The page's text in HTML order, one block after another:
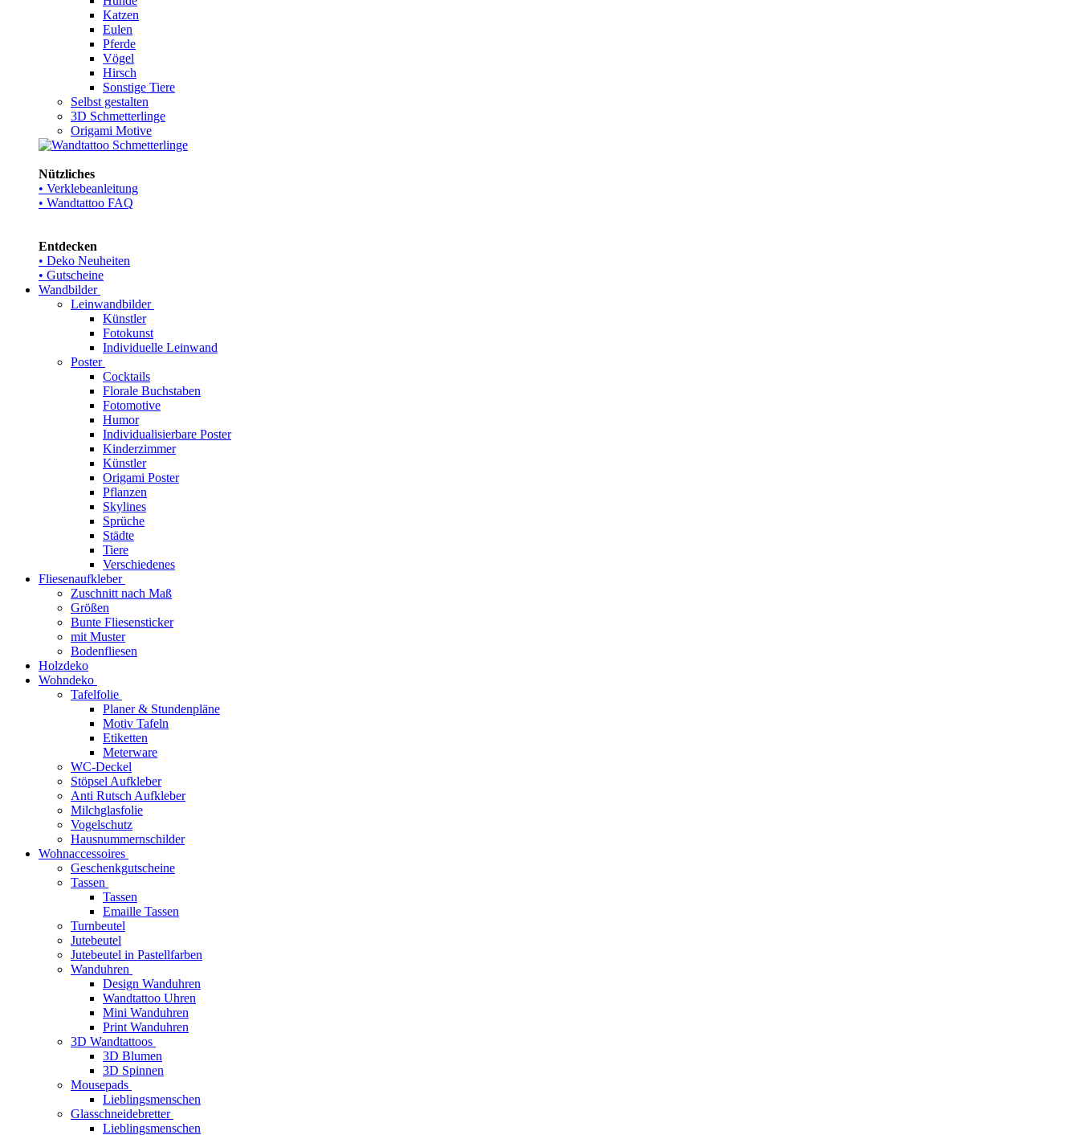
Katzen
Eulen
Pferde
Vögel
Hirsch
Sonstige Tiere
Selbst gestalten
3D Schmetterlinge
Origami Motive
Nützliches
• Verklebeanleitung
• Wandtattoo FAQ
Entdecken
• Deko Neuheiten
• Gutscheine
Wandbilder
Leinwandbilder
Künstler
Fotokunst
Individuelle Leinwand
Poster
Cocktails
Florale Buchstaben
Fotomotive
Humor
Individualisierbare Poster
Kinderzimmer
Künstler
Origami Poster
Pflanzen
Skylines
Sprüche
Städte
Tiere
Verschiedenes
Fliesenaufkleber
Zuschnitt nach Maß
Größen
Bunte Fliesensticker
mit Muster
Bodenfliesen
Holzdeko
Wohndeko
Tafelfolie
Planer & Stundenpläne
Motiv Tafeln
Etiketten
Meterware
WC-Deckel
Stöpsel Aufkleber
Anti Rutsch Aufkleber
Milchglasfolie
Vogelschutz
Hausnummernschilder
Wohnaccessoires
Geschenkgutscheine
Tassen
Tassen
Emaille Tassen
Turnbeutel
Jutebeutel
Jutebeutel in Pastellfarben
Wanduhren
Design Wanduhren
Wandtattoo Uhren
Mini Wanduhren
Print Wanduhren
3D Wandtattoos
3D Blumen
3D Spinnen
Mousepads
Lieblingsmenschen
Glasschneidebretter
Lieblingsmenschen